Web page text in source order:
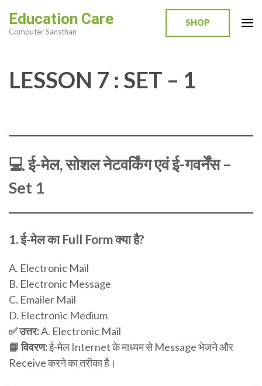
content
Enter)
Education Care
Computer Sansthan
SHOP
LESSON 7 : SET – 1
💻ई-मेल, सोशल नेटवर्किंग एवं ई-गवर्नेंस –
Set 1
1.ई-मेल का Full Form क्या है?
A. Electronic Mail
B. Electronic Message
C. Emailer Mail
D. Electronic Medium
✅ उत्तर:A. Electronic Mail
📘 विवरण:ई-मेल Internet के माध्यम से Message भेजने और
Receive करने का तरीका है।